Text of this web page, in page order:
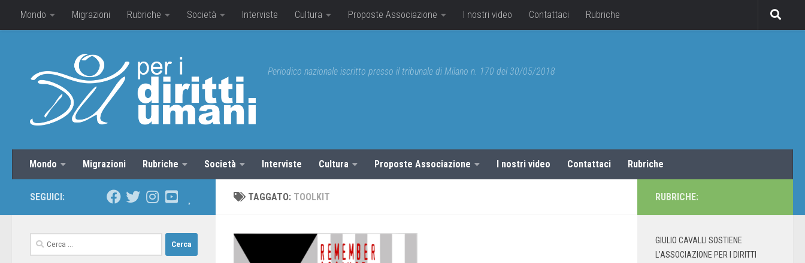
Mondo Migrazioni Rubriche Società Interviste Cultura Proposte Associazione I nostri video Contattaci Rubriche
Periodico nazionale iscritto presso il tribunale di Milano n. 170 del 30/05/2018
Mondo Migrazioni Rubriche Società Interviste Cultura Proposte Associazione I nostri video Contattaci Rubriche
TAGGATO: TOOLKIT
SEGUICI: RUBRICHE:
GIULIO CAVALLI SOSTIENE
L’ASSOCIAZIONE PER I DIRITTI